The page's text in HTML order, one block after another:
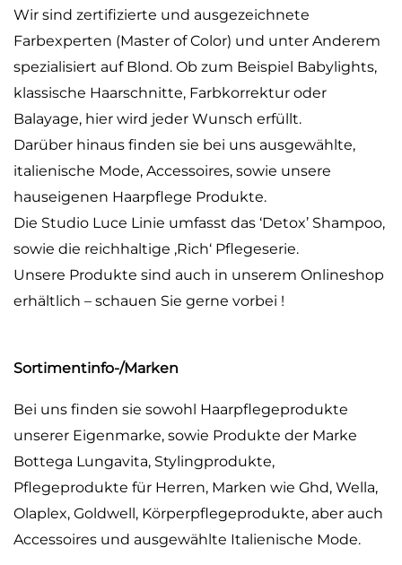
Wir sind zertifizierte und ausgezeichnete
Farbexperten (Master of Color) und unter Anderem
spezialisiert auf Blond. Ob zum Beispiel Babylights,
klassische Haarschnitte, Farbkorrektur oder
Balayage, hier wird jeder Wunsch erfüllt.
Darüber hinaus finden sie bei uns ausgewählte,
italienische Mode, Accessoires, sowie unsere
hauseigenen Haarpflege Produkte.
Die Studio Luce Linie umfasst das ‘Detox’ Shampoo,
sowie die reichhaltige ‚Rich‘ Pflegeserie.
Unsere Produkte sind auch in unserem Onlineshop
erhältlich – schauen Sie gerne vorbei !
Sortimentinfo-/Marken
Bei uns finden sie sowohl Haarpflegeprodukte
unserer Eigenmarke, sowie Produkte der Marke
Bottega Lungavita, Stylingprodukte,
Pflegeprodukte für Herren, Marken wie Ghd, Wella,
Olaplex, Goldwell, Körperpflegeprodukte, aber auch
Accessoires und ausgewählte Italienische Mode.